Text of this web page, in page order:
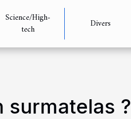
Science/High-
tech
Divers
surmatelas ?